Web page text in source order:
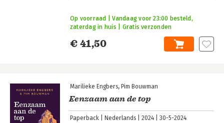
€ 41,50
Op voorraad | Vandaag voor 23:00 besteld,
zaterdag in huis | Gratis verzonden
Marilieke Engbers Pim Bouwman
Eenzaam aan de top
Paperback Nederlands 2024 30-5-2024